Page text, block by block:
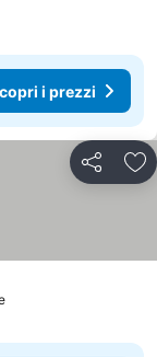
i prezzi
Condividi